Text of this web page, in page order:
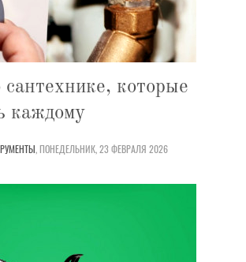
сантехнике, которые
каждому
,ПОНЕДЕЛЬНИК, 23 ФЕВРАЛЯ 2026